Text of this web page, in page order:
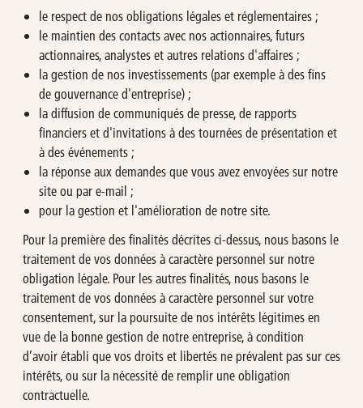
le respect de nos obligations légales et réglementaires ;
le maintien des contacts avec nos actionnaires, futurs
actionnaires, analystes et autres relations d'affaires ;
la gestion de nos investissements (par exemple à des fins
de gouvernance d'entreprise) ;
la diffusion de communiqués de presse, de rapports
financiers et d'invitations à des tournées de présentation et
à des événements ;
la réponse aux demandes que vous avez envoyées sur notre
site ou par e-mail ;
pour la gestion et l'amélioration de notre site.
Pour la première des finalités décrites ci-dessus, nous basons le
traitement de vos données à caractère personnel sur notre
obligation légale. Pour les autres finalités, nous basons le
traitement de vos données à caractère personnel sur votre
consentement, sur la poursuite de nos intérêts légitimes en
vue de la bonne gestion de notre entreprise, à condition
d’avoir établi que vos droits et libertés ne prévalent pas sur ces
intérêts, ou sur la nécessité de remplir une obligation
contractuelle.